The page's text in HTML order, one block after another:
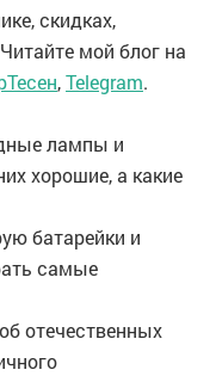
скидках,
мой блог на
,Telegram.
лампы и
хорошие, а какие
батарейки и
самые
отечественных